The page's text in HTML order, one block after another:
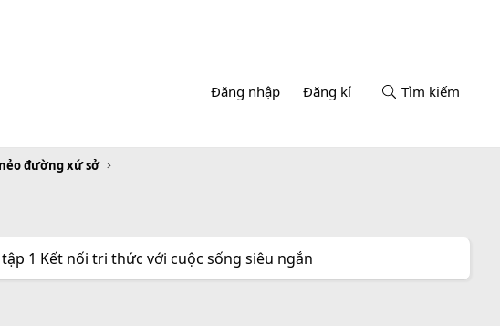
Đăng nhập Đăng kí Tìm kiếm
đường xứ sở
1 Kết nối tri thức với cuộc sống siêu ngắn